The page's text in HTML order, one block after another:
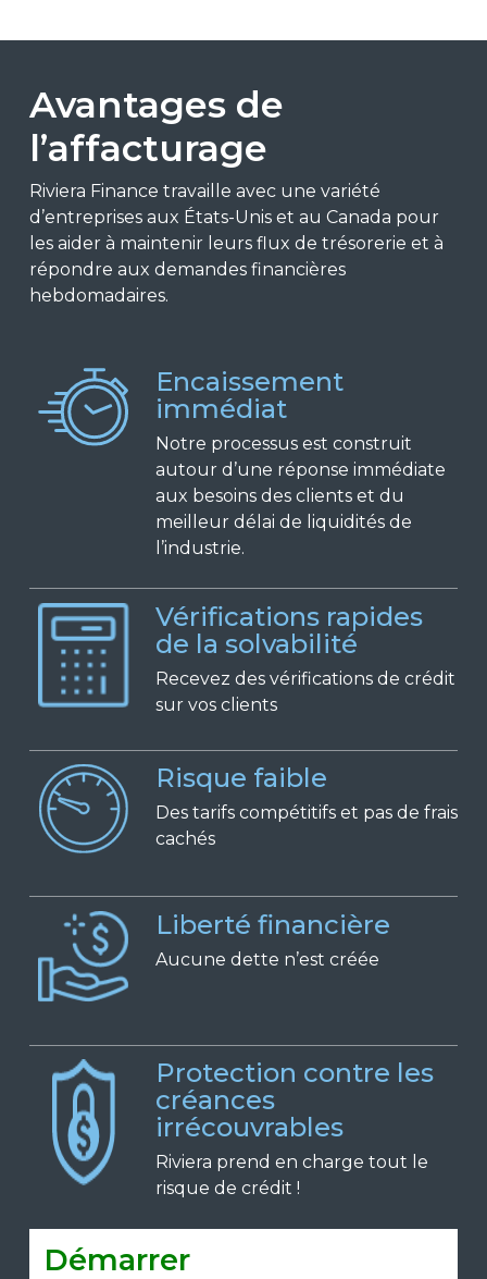
Avantages de
l’affacturage
Riviera Finance travaille avec une variété
d’entreprises aux États-Unis et au Canada pour
les aider à maintenir leurs flux de trésorerie et à
répondre aux demandes financières
hebdomadaires.
Encaissement
immédiat
Notre processus est construit
autour d’une réponse immédiate
aux besoins des clients et du
meilleur délai de liquidités de
l’industrie.
Vérifications rapides
de la solvabilité
Recevez des vérifications de crédit
sur vos clients
Risque faible
Des tarifs compétitifs et pas de frais
cachés
Liberté financière
Aucune dette n’est créée
Protection contre les
créances
irrécouvrables
Riviera prend en charge tout le
risque de crédit !
Démarrer